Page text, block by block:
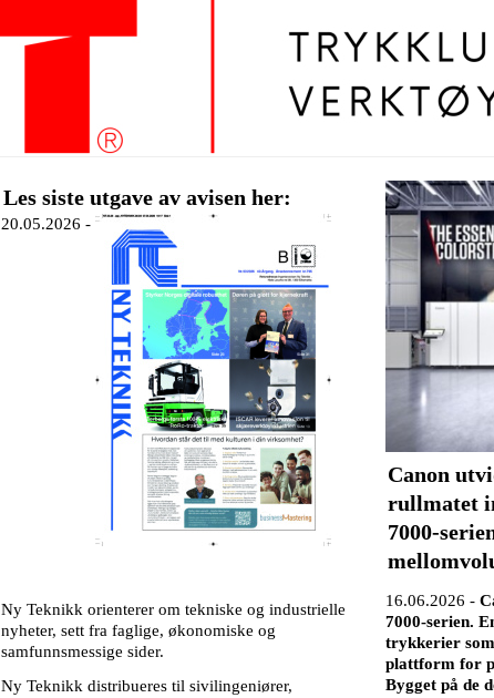
Les siste utgave av avisen her:
20.05.2026 -
Ny Teknikk orienterer om tekniske og industrielle
nyheter, sett fra faglige, økonomiske og
samfunnsmessige sider.
Ny Teknikk distribueres til sivilingeniører,
Canon
rullmatet
7000-
16.06.2026 -
7000-serien.
trykkerier
plattform for
Bygget på de